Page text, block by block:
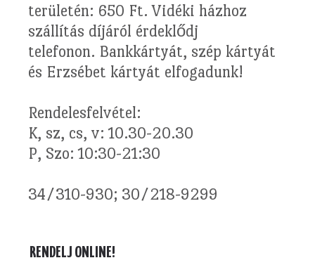
területén: 650 Ft. Vidéki házhoz
szállítás díjáról érdeklődj
telefonon. Bankkártyát, szép kártyát
és Erzsébet kártyát elfogadunk!
Rendelesfelvétel:
K, sz, cs, v: 10.30-20.30
P, Szo: 10:30-21:30
34/310-930; 30/218-9299
RENDELJ ONLINE!